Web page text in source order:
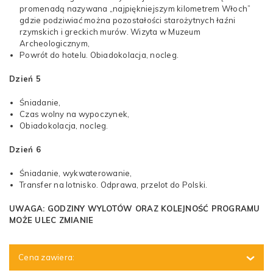
promenadą nazywana „najpiękniejszym kilometrem Włoch”
gdzie podziwiać można pozostałości starożytnych łaźni
rzymskich i greckich murów. Wizyta w Muzeum
Archeologicznym,
Powrót do hotelu. Obiadokolacja, nocleg.
Dzień 5
Śniadanie,
Czas wolny na wypoczynek,
Obiadokolacja, nocleg.
Dzień 6
Śniadanie, wykwaterowanie,
Transfer na lotnisko. Odprawa, przelot do Polski.
UWAGA: GODZINY WYLOTÓW ORAZ KOLEJNOŚĆ PROGRAMU
MOŻE ULEC ZMIANIE
Cena zawiera: